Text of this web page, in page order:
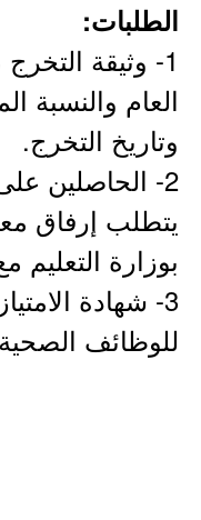
الطلبات:
1- ​وثيقة
العام والنسبة
وتاريخ التخرج.
2- الحاصلين
يتطلب إرفاق
بوزارة التعليم
3- شهادة
للوظائف